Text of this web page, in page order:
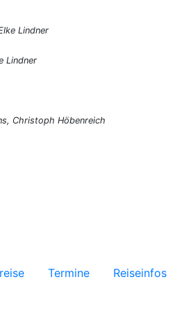
Lindner
Lindner
Christoph Höbenreich
Termine Reiseinfos